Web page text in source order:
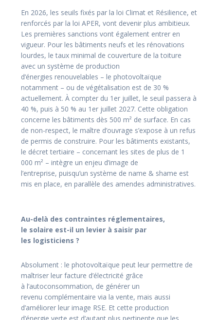
En 2026, les seuils fixés par la loi Climat et Résilience, et
renforcés par la loi APER, vont devenir plus ambitieux.
Les premières sanctions vont également entrer en
vigueur. Pour les bâtiments neufs et les rénovations
lourdes, le taux minimal de couverture de la toiture
avec un système de production
d’énergies renouvelables – le photovoltaïque
notamment – ou de végétalisation est de 30 %
actuellement. À compter du 1er juillet, le seuil passera à
40 %, puis à 50 % au 1er juillet 2027. Cette obligation
concerne les bâtiments dès 500 m² de surface. En cas
de non-respect, le maître d’ouvrage s’expose à un refus
de permis de construire. Pour les bâtiments existants,
le décret tertiaire – concernant les sites de plus de 1
000 m² – intègre un enjeu d’image de
l’entreprise, puisqu’un système de name & shame est
mis en place, en parallèle des amendes administratives.
Au-delà des contraintes réglementaires,
le solaire est-il un levier à saisir par
les logisticiens ?
Absolument : le photovoltaïque peut leur permettre de
maîtriser leur facture d’électricité grâce
à l’autoconsommation, de générer un
revenu complémentaire via la vente, mais aussi
d’améliorer leur image RSE. Et cette production